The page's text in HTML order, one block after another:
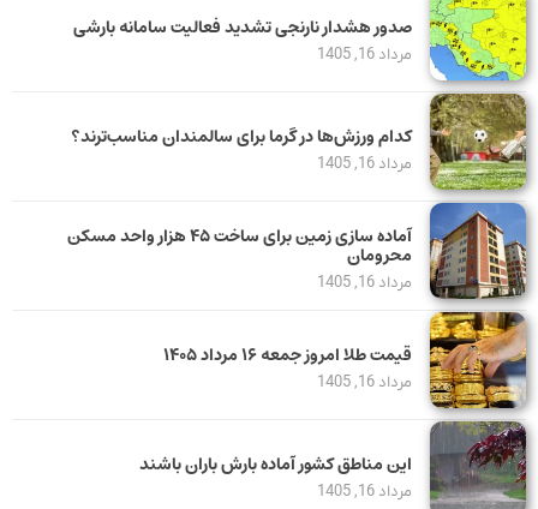
صدور هشدار نارنجی تشدید فعالیت سامانه بارشی
مرداد 16, 1405
کدام ورزش‌ها در گرما برای سالمندان مناسب‌ترند؟
مرداد 16, 1405
آماده سازی زمین برای ساخت ۴۵ هزار واحد مسکن
محرومان
مرداد 16, 1405
قیمت طلا امروز جمعه ۱۶ مرداد ۱۴۰۵
مرداد 16, 1405
این مناطق کشور آماده بارش باران باشند
مرداد 16, 1405